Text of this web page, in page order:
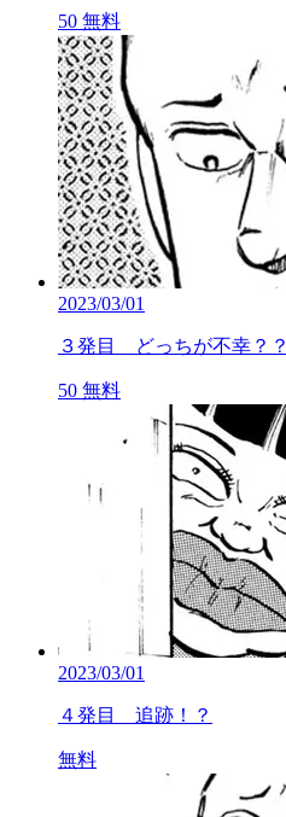
50 無料
2023/03/01
３発目 どっちが不幸？？
50 無料
2023/03/01
４発目 追跡！？
無料